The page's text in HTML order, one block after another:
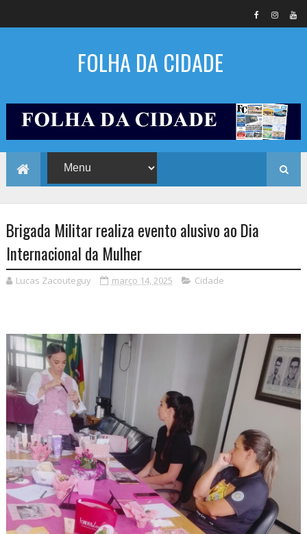
FOLHA DA CIDADE
Brigada Militar realiza evento alusivo ao Dia
Internacional da Mulher
Lucas Zacouteguy março 14, 2025 Cidade